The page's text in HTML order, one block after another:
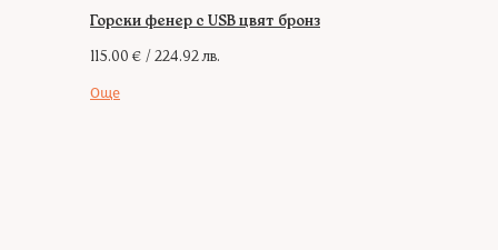
Горски фенер с USB цвят бронз
115.00 € / 224.92 лв.
Още